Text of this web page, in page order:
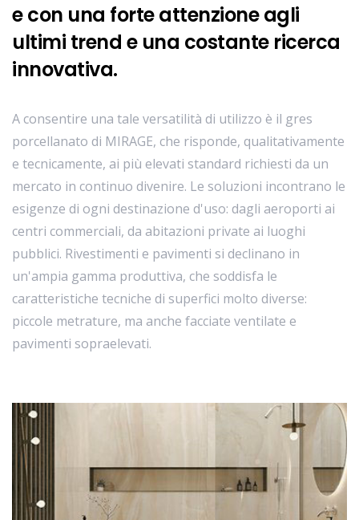
e con una forte attenzione agli
ultimi trend e una costante ricerca
innovativa.
A consentire una tale versatilità di utilizzo è il gres
porcellanato di MIRAGE, che risponde, qualitativamente
e tecnicamente, ai più elevati standard richiesti da un
mercato in continuo divenire. Le soluzioni incontrano le
esigenze di ogni destinazione d'uso: dagli aeroporti ai
centri commerciali, da abitazioni private ai luoghi
pubblici. Rivestimenti e pavimenti si declinano in
un'ampia gamma produttiva, che soddisfa le
caratteristiche tecniche di superfici molto diverse:
piccole metrature, ma anche facciate ventilate e
pavimenti sopraelevati.